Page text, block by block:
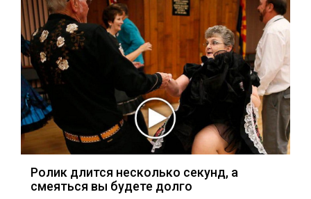
Ролик длится несколько секунд, а
смеяться вы будете долго